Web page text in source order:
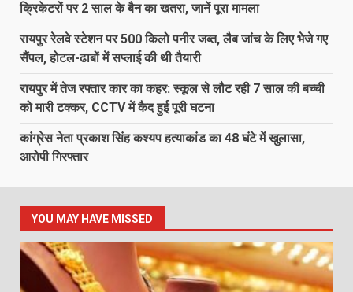
क्रिकेटरों पर 2 साल के बैन का खतरा, जानें पूरा मामला
रायपुर रेलवे स्टेशन पर 500 किलो पनीर जब्त, लैब जांच के लिए भेजे गए
सैंपल, होटल-ढाबों में सप्लाई की थी तैयारी
रायपुर में तेज रफ्तार कार का कहर: स्कूल से लौट रही 7 साल की बच्ची
को मारी टक्कर, CCTV में कैद हुई पूरी घटना
कांग्रेस नेता प्रकाश सिंह कश्यप हत्याकांड का 48 घंटे में खुलासा,
आरोपी गिरफ्तार
YOU MAY HAVE MISSED